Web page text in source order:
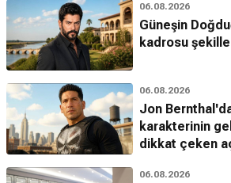
06.08.2026
Güneşin
kadrosu
06.08.2026
Jon
karakterinin
dikkat çeken
06.08.2026